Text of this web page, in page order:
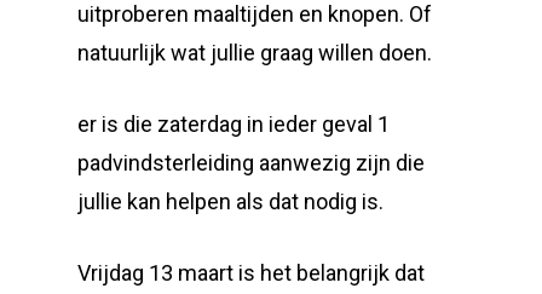
uitproberen maaltijden en knopen. Of
natuurlijk wat jullie graag willen doen.
er is die zaterdag in ieder geval 1
padvindsterleiding aanwezig zijn die
jullie kan helpen als dat nodig is.
Vrijdag 13 maart is het belangrijk dat